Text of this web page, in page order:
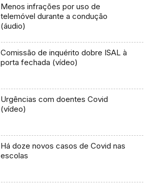
Menos infrações por uso de
telemóvel durante a condução
(áudio)
Comissão de inquérito dobre ISAL à
porta fechada (vídeo)
Urgências com doentes Covid
(vídeo)
Há doze novos casos de Covid nas
escolas